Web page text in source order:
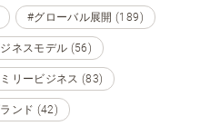
#グローバル展開 (189)
ネスモデル (56)
リービジネス (83)
ンド (42)